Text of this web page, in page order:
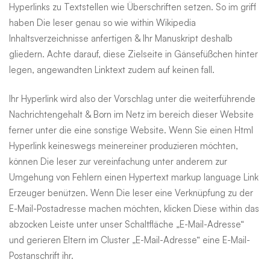
Hyperlinks zu Textstellen wie Überschriften setzen. So im griff
haben Die leser genau so wie within Wikipedia
Inhaltsverzeichnisse anfertigen & Ihr Manuskript deshalb
gliedern. Achte darauf, diese Zielseite in Gänsefüßchen hinter
legen, angewandten Linktext zudem auf keinen fall.
Ihr Hyperlink wird also der Vorschlag unter die weiterführende
Nachrichtengehalt & Born im Netz im bereich dieser Website
ferner unter die eine sonstige Website. Wenn Sie einen Html
Hyperlink keineswegs meinereiner produzieren möchten,
können Die leser zur vereinfachung unter anderem zur
Umgehung von Fehlern einen Hypertext markup language Link
Erzeuger benützen. Wenn Die leser eine Verknüpfung zu der
E-Mail-Postadresse machen möchten, klicken Diese within das
abzocken Leiste unter unser Schaltfläche „E-Mail-Adresse“
und gerieren Eltern im Cluster „E-Mail-Adresse“ eine E-Mail-
Postanschrift ihr.